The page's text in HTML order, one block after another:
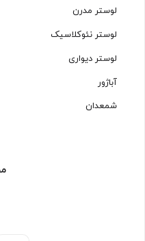
لوستر مدرن
لوستر نئوکلاسیک
لوستر دیواری
آباژور
شمعدان